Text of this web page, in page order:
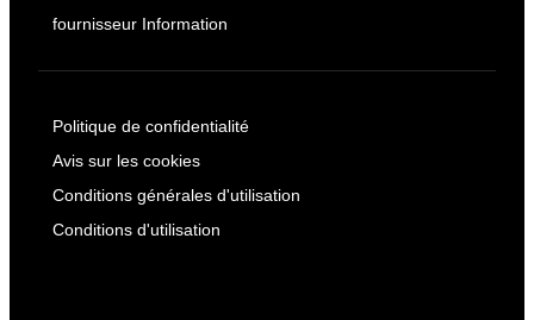
fournisseur Information
Politique de confidentialité
Avis sur les cookies
Conditions générales d'utilisation
Conditions d'utilisation